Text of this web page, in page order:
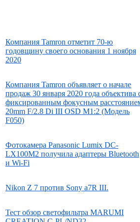
Компания Tamron отметит 70-ю
годовщину своего основания 1 ноября
2020
Компания Tamron объявляет о начале
продаж 30 января 2020 года объектива
фиксированным фокусным
20mm F/2.8 Di III OSD M1:2 (Модель
F050)
Фотокамера Panasonic Lumix DC-
LX100M2 получила адаптеры Bluetooth
и Wi-Fi
Nikon Z 7 против Sony a7R III.
Тест обзор светофильтра MARUMI